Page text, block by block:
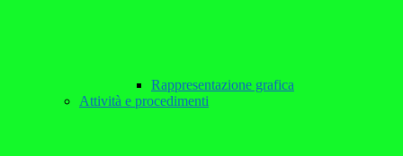
Rappresentazione grafica
Attività e procedimenti